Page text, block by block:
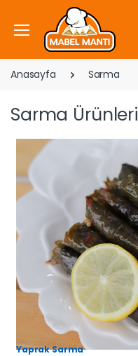
Anasayfa Sarma
Sarma Ürünleri
Yaprak Sarma